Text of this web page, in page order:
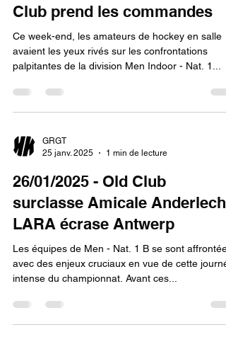
Club prend les commandes
Ce week-end, les amateurs de hockey en salle
avaient les yeux rivés sur les confrontations
palpitantes de la division Men Indoor - Nat. 1...
GRGT
25 janv. 2025
1 min de lecture
26/01/2025 - Old Club
surclasse Amicale Anderlecht,
LARA écrase Antwerp
Les équipes de Men - Nat. 1 B se sont affrontées
avec des enjeux cruciaux en vue de cette
intense du championnat. Avant ces...